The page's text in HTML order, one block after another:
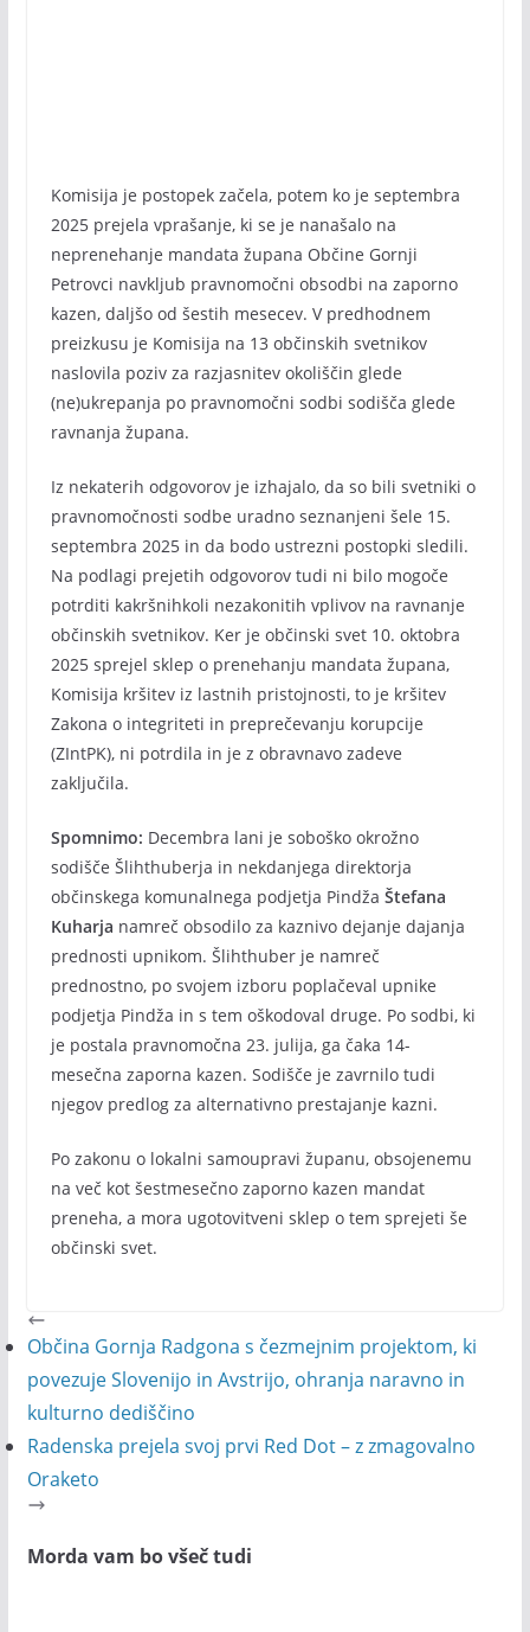
Komisija je postopek začela, potem ko je septembra
2025 prejela vprašanje, ki se je nanašalo na
neprenehanje mandata župana Občine Gornji
Petrovci navkljub pravnomočni obsodbi na zaporno
kazen, daljšo od šestih mesecev. V predhodnem
preizkusu je Komisija na 13 občinskih svetnikov
naslovila poziv za razjasnitev okoliščin glede
(ne)ukrepanja po pravnomočni sodbi sodišča glede
ravnanja župana.
Iz nekaterih odgovorov je izhajalo, da so bili svetniki o
pravnomočnosti sodbe uradno seznanjeni šele 15.
septembra 2025 in da bodo ustrezni postopki sledili.
Na podlagi prejetih odgovorov tudi ni bilo mogoče
potrditi kakršnihkoli nezakonitih vplivov na ravnanje
občinskih svetnikov. Ker je občinski svet 10. oktobra
2025 sprejel sklep o prenehanju mandata župana,
Komisija kršitev iz lastnih pristojnosti, to je kršitev
Zakona o integriteti in preprečevanju korupcije
(ZIntPK), ni potrdila in je z obravnavo zadeve
zaključila.
Spomnimo: Decembra lani je soboško okrožno
sodišče Šlihthuberja in nekdanjega direktorja
občinskega komunalnega podjetja Pindža Štefana
Kuharja namreč obsodilo za kaznivo dejanje dajanja
prednosti upnikom. Šlihthuber je namreč
prednostno, po svojem izboru poplačeval upnike
podjetja Pindža in s tem oškodoval druge. Po sodbi, ki
je postala pravnomočna 23. julija, ga čaka 14-
mesečna zaporna kazen. Sodišče je zavrnilo tudi
njegov predlog za alternativno prestajanje kazni.
Po zakonu o lokalni samoupravi županu, obsojenemu
na več kot šestmesečno zaporno kazen mandat
preneha, a mora ugotovitveni sklep o tem sprejeti še
občinski svet.
Občina Gornja Radgona s čezmejnim projektom, ki
povezuje Slovenijo in Avstrijo, ohranja naravno in
kulturno dediščino
Radenska prejela svoj prvi Red Dot – z zmagovalno
Oraketo
Morda vam bo všeč tudi